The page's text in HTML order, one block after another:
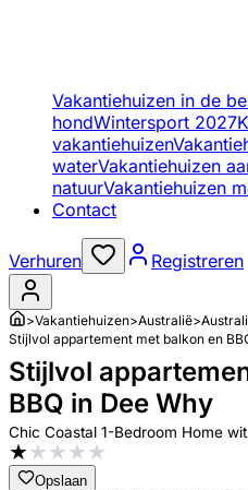
Vakantiehuizen in de
hondWintersport 2027
vakantiehuizen
waterVakantiehuizen
natuurVakantiehuizen
Contact
Verhuren Registreren
>Vakantiehuizen>Australië>
Stijlvol appartement met balkon en
Stijlvol
BBQ in Dee Why
Chic Coastal 1-Bedroom Home
★★★★★
Opslaan